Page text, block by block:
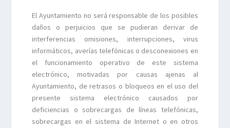
El Ayuntamiento no será responsable de los posibles
daños o perjuicios que se pudieran derivar de
interferencias omisiones, interrupciones, virus
informáticos, averías telefónicas o desconexiones en
el funcionamiento operativo de este sistema
electrónico, motivadas por causas ajenas al
Ayuntamiento, de retrasos o bloqueos en el uso del
presente sistema electrónico causados por
deficiencias o sobrecargas de líneas telefónicas,
sobrecargas en el sistema de Internet o en otros